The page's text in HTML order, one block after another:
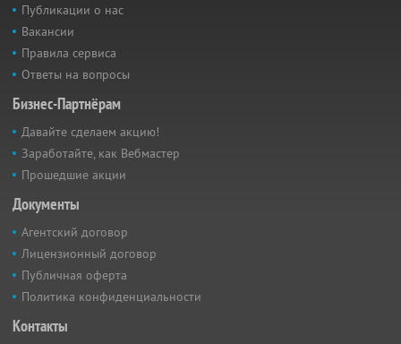
Публикации о нас
Вакансии
Правила сервиса
Ответы на вопросы
Бизнес-Партнёрам
Давайте сделаем акцию!
Заработайте, как Вебмастер
Прошедшие акции
Документы
Агентский договор
Лицензионный договор
Публичная оферта
Политика конфиденциальности
Контакты